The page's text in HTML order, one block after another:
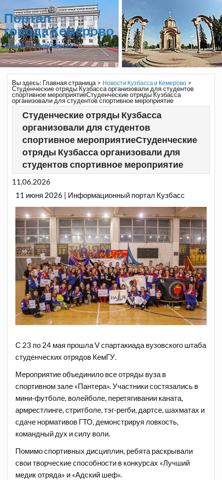
Портал
города Кемерово
и всего Кузбасса
Вы здесь: Главная страница> Новости Кузбасса и Кемерово>
Студенческие отряды Кузбасса организовали для студентов
спортивное мероприятиеСтуденческие отряды Кузбасса
организовали для студентов спортивное мероприятие
Студенческие отряды Кузбасса
организовали для студентов
спортивное мероприятиеСтуденческие
отряды Кузбасса организовали для
студентов спортивное мероприятие
11.06.2026
11 июня 2026 | Информационный портал Кузбасс
С 23 по 24 мая прошла V спартакиада вузовского штаба
студенческих отрядов КемГУ.
Мероприятие объединило все отряды вуза в
спортивном зале «Пантера». Участники состязались в
мини-футболе, волейболе, перетягивании каната,
армрестлинге, стритболе, тэг-регби, дартсе, шахматах и
сдаче нормативов ГТО, демонстрируя ловкость,
командный дух и силу воли.
Помимо спортивных дисциплин, ребята раскрывали
свои творческие способности в конкурсах «Лучший
медик отряда» и «Адский шеф».